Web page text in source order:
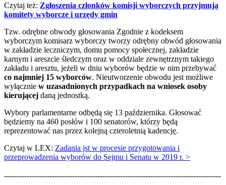
Czytaj też: Zgłoszenia członków komisji wyborczych przyjmują
komitety wyborcze i urzędy gmin
Tzw. odrębne obwody głosowania Zgodnie z kodeksem
wyborczym komisarz wyborczy tworzy odrębny obwód głosowania
w zakładzie leczniczym, domu pomocy społecznej, zakładzie
karnym i areszcie śledczym oraz w oddziale zewnętrznym takiego
zakładu i aresztu, jeżeli w dniu wyborów będzie w nim przebywać
co najmniej 15 wyborców. Nieutworzenie obwodu jest możliwe
wyłącznie w uzasadnionych przypadkach na wniosek osoby
kierującej daną jednostką.
Wybory parlamentarne odbędą się 13 października. Głosować
będziemy na 460 posłów i 100 senatorów, którzy będą
reprezentować nas przez kolejną czteroletnią kadencję.
Czytaj w LEX: Zadania jst w procesie przygotowania i
przeprowadzenia wyborów do Sejmu i Senatu w 2019 r. >
--------------------------------------------------------------------------------------